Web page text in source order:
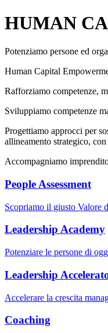
HUMAN
Potenziamo persone ed
Human Capital
Rafforziamo competenze,
Sviluppiamo competenze
Progettiamo approcci per
allineamento strategico,
Accompagniamo
People Assessment
Scopriamo il giusto Valore
Leadership Academy
Potenziare le persone di
Leadership
Accelerare la crescita
Coaching